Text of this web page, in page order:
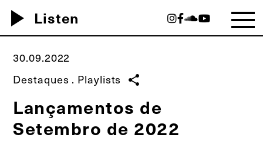
play_arrow Listen
30.09.2022
Destaques . Playlists share
Lançamentos de
Setembro de 2022